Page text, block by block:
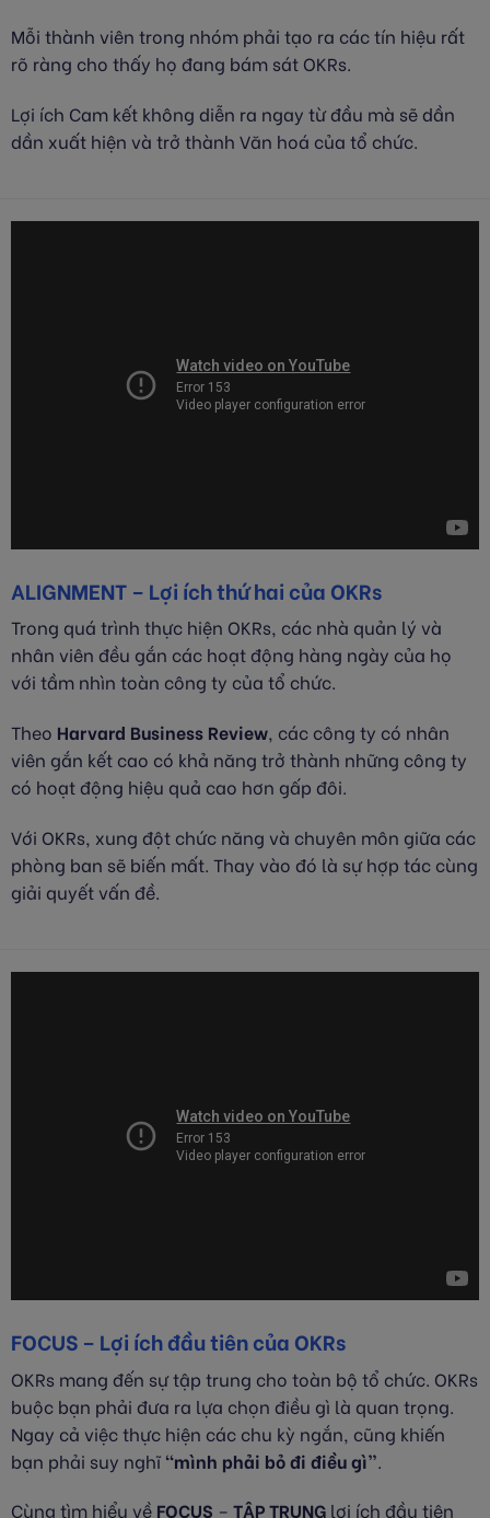
Mỗi thành viên trong nhóm phải tạo ra các tín hiệu rất
rõ ràng cho thấy họ đang bám sát OKRs.
Lợi ích Cam kết không diễn ra ngay từ đầu mà sẽ dần
dần xuất hiện và trở thành Văn hoá của tổ chức.
ALIGNMENT – Lợi ích thứ hai của OKRs
Trong quá trình thực hiện OKRs, các nhà quản lý và
nhân viên đều gắn các hoạt động hàng ngày của họ
với tầm nhìn toàn công ty của tổ chức.
Theo Harvard Business Review, các công ty có nhân
viên gắn kết cao có khả năng trở thành những công ty
có hoạt động hiệu quả cao hơn gấp đôi.
Với OKRs, xung đột chức năng và chuyên môn giữa các
phòng ban sẽ biến mất. Thay vào đó là sự hợp tác cùng
giải quyết vấn đề.
FOCUS – Lợi ích đầu tiên của OKRs
OKRs mang đến sự tập trung cho toàn bộ tổ chức. OKRs
buộc bạn phải đưa ra lựa chọn điều gì là quan trọng.
Ngay cả việc thực hiện các chu kỳ ngắn, cũng khiến
bạn phải suy nghĩ “mình phải bỏ đi điều gì”
Cùng tìm hiểu về FOCUS – TẬP TRUNGlợi ích đầu tiên